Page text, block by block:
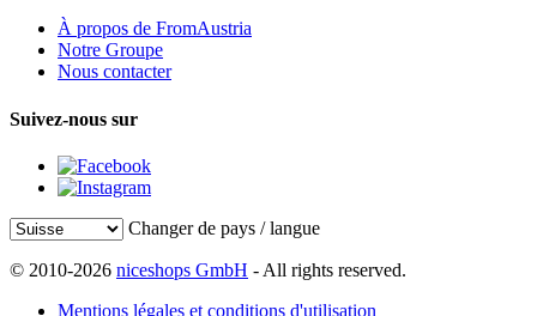
À propos de FromAustria
Notre Groupe
Nous contacter
Suivez-nous sur
Changer de pays / langue
© 2010-2026 niceshops GmbH - All rights reserved.
Mentions légales et conditions d'utilisation